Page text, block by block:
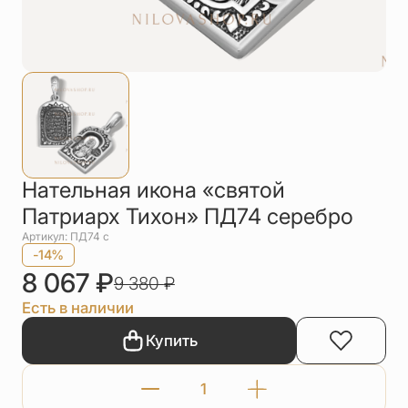
Цепи
Чётки
Другое
Нательная икона «святой
Патриарх Тихон» ПД74 серебро
Артикул: ПД74 с
-14%
8 067 ₽9 380₽
Есть в наличии
Купить
Количество